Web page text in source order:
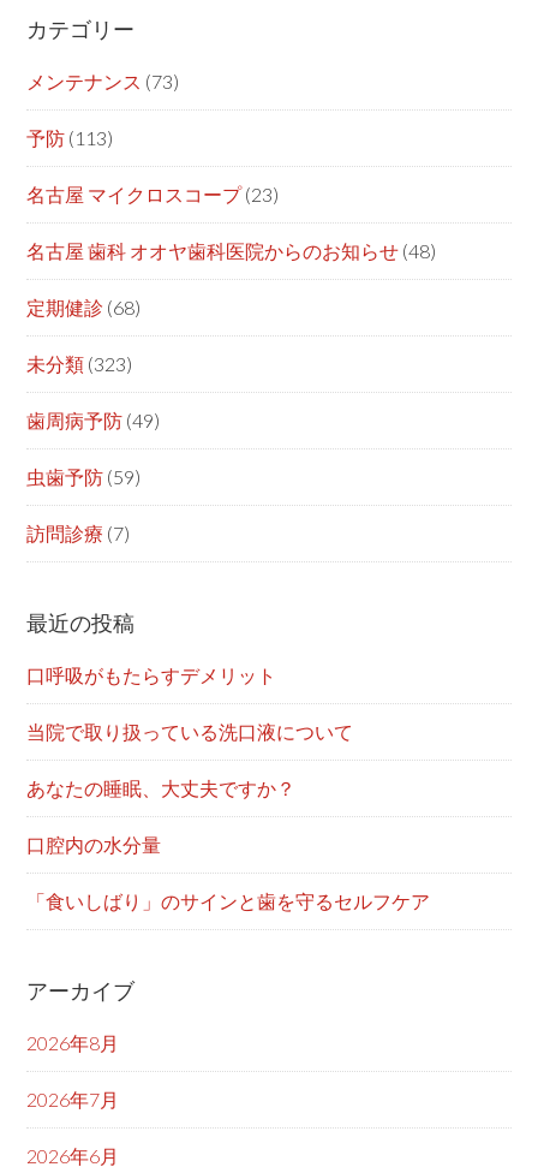
カテゴリー
メンテナンス (73)
予防 (113)
名古屋 マイクロスコープ(23)
名古屋 歯科 オオヤ歯科医院からのお知らせ (48)
定期健診 (68)
未分類 (323)
歯周病予防 (49)
虫歯予防 (59)
訪問診療 (7)
最近の投稿
口呼吸がもたらすデメリット
当院で取り扱っている洗口液について
あなたの睡眠、大丈夫ですか？
口腔内の水分量
「食いしばり」のサインと歯を守るセルフケア
アーカイブ
2026年8月
2026年7月
2026年6月